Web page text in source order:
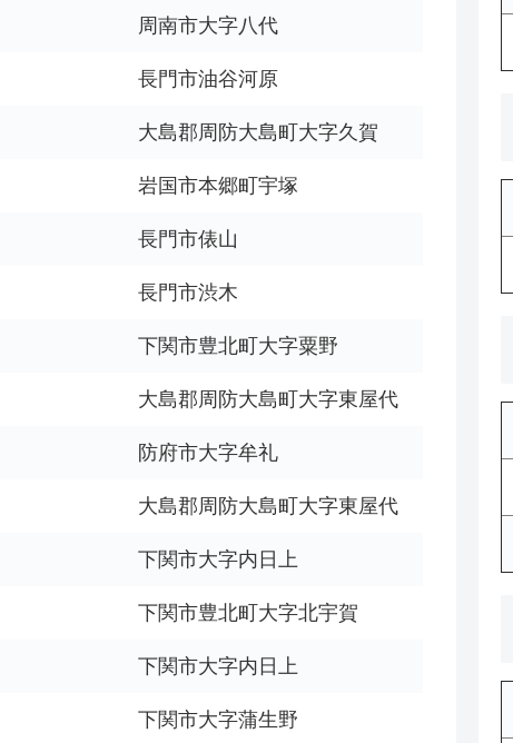
周南市大字八代
長門市油谷河原
大島郡周防大島町大字久賀
岩国市本郷町宇塚
長門市俵山
長門市渋木
下関市豊北町大字粟野
大島郡周防大島町大字東屋代
防府市大字牟礼
大島郡周防大島町大字東屋代
下関市大字内日上
下関市豊北町大字北宇賀
下関市大字内日上
下関市大字蒲生野